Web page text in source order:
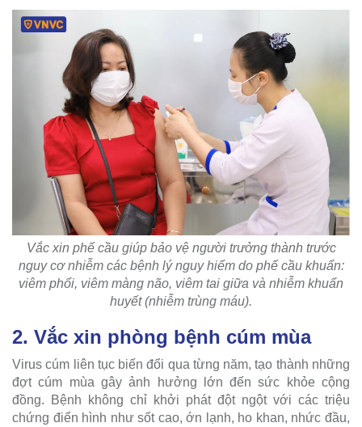
Vắc xin phế cầu giúp bảo vệ người trưởng thành trước
nguy cơ nhiễm các bệnh lý nguy hiểm do phế cầu khuẩn:
viêm phổi, viêm màng não, viêm tai giữa và nhiễm khuẩn
huyết (nhiễm trùng máu).
2. Vắc xin phòng bệnh cúm mùa
Virus cúm liên tục biến đổi qua từng năm, tạo thành những
đợt cúm mùa gây ảnh hưởng lớn đến sức khỏe cộng
đồng. Bệnh không chỉ khởi phát đột ngột với các triệu
chứng điển hình như sốt cao, ớn lạnh, ho khan, nhức đầu,